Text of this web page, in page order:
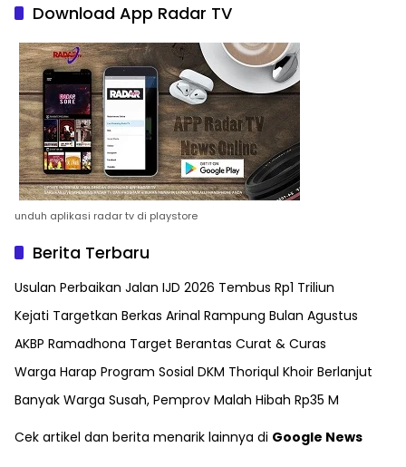
Download App Radar TV
unduh aplikasi radar tv di playstore
Berita Terbaru
Usulan Perbaikan Jalan IJD 2026 Tembus Rp1 Triliun
Kejati Targetkan Berkas Arinal Rampung Bulan Agustus
AKBP Ramadhona Target Berantas Curat & Curas
Warga Harap Program Sosial DKM Thoriqul Khoir Berlanjut
Banyak Warga Susah, Pemprov Malah Hibah Rp35 M
Cek artikel dan berita menarik lainnya di Google News